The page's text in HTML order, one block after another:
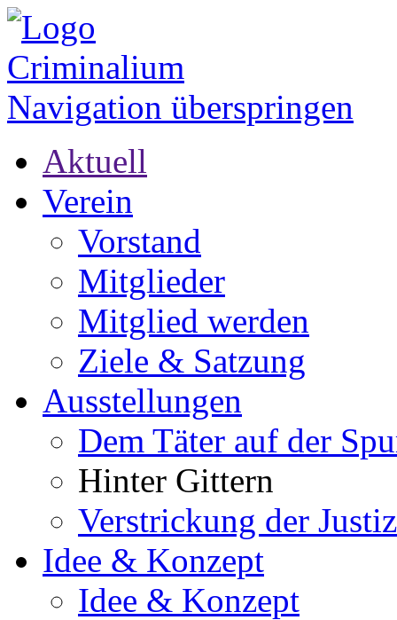
Navigation überspringen
Aktuell
Verein
Vorstand
Mitglieder
Mitglied werden
Ziele & Satzung
Ausstellungen
Dem Täter auf der
Hinter Gittern
Verstrickung der
Idee & Konzept
Idee & Konzept